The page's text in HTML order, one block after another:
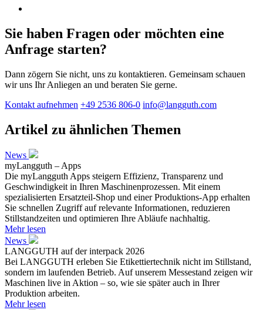
Sie haben Fragen oder möchten eine
Anfrage starten?
Dann zögern Sie nicht, uns zu kontaktieren. Gemeinsam schauen
wir uns Ihr Anliegen an und beraten Sie gerne.
Kontakt aufnehmen +49 2536 806-0 info@langguth.com
Artikel zu ähnlichen Themen
News
myLangguth – Apps
Die myLangguth Apps steigern Effizienz, Transparenz und
Geschwindigkeit in Ihren Maschinenprozessen. Mit einem
spezialisierten Ersatzteil-Shop und einer Produktions-App erhalten
Sie schnellen Zugriff auf relevante Informationen, reduzieren
Stillstandzeiten und optimieren Ihre Abläufe nachhaltig.
Mehr lesen
News
LANGGUTH auf der interpack 2026
Bei LANGGUTH erleben Sie Etikettiertechnik nicht im Stillstand,
sondern im laufenden Betrieb. Auf unserem Messestand zeigen wir
Maschinen live in Aktion – so, wie sie später auch in Ihrer
Produktion arbeiten.
Mehr lesen